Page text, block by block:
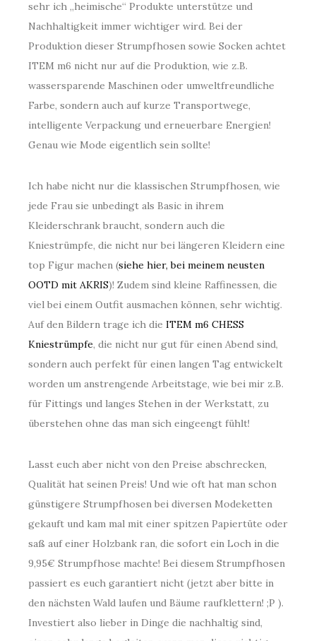
sehr ich „heimische“ Produkte unterstütze und
Nachhaltigkeit immer wichtiger wird. Bei der
Produktion dieser Strumpfhosen sowie Socken achtet
ITEM m6 nicht nur auf die Produktion, wie z.B.
wassersparende Maschinen oder umweltfreundliche
Farbe, sondern auch auf kurze Transportwege,
intelligente Verpackung und erneuerbare Energien!
Genau wie Mode eigentlich sein sollte!
Ich habe nicht nur die klassischen Strumpfhosen, wie
jede Frau sie unbedingt als Basic in ihrem
Kleiderschrank braucht, sondern auch die
Kniestrümpfe, die nicht nur bei längeren Kleidern eine
top Figur machen (siehe hier, bei meinem neusten
OOTD mit AKRIS)! Zudem sind kleine Raffinessen, die
viel bei einem Outfit ausmachen können, sehr wichtig.
Auf den Bildern trage ich die ITEM m6 CHESS
Kniestrümpfe, die nicht nur gut für einen Abend sind,
sondern auch perfekt für einen langen Tag entwickelt
worden um anstrengende Arbeitstage, wie bei mir z.B.
für Fittings und langes Stehen in der Werkstatt, zu
überstehen ohne das man sich eingeengt fühlt!
Lasst euch aber nicht von den Preise abschrecken,
Qualität hat seinen Preis! Und wie oft hat man schon
günstigere Strumpfhosen bei diversen Modeketten
gekauft und kam mal mit einer spitzen Papiertüte oder
saß auf einer Holzbank ran, die sofort ein Loch in die
9,95€ Strumpfhose machte! Bei diesem Strumpfhosen
passiert es euch garantiert nicht (jetzt aber bitte in
den nächsten Wald laufen und Bäume raufklettern! ;P ).
Investiert also lieber in Dinge die nachhaltig sind,